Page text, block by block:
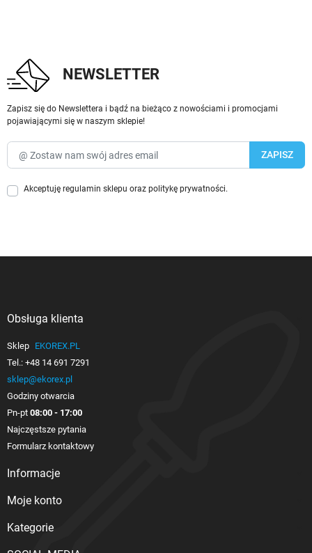
NEWSLETTER
Zapisz się do Newslettera i bądź na bieżąco z nowościami i promocjami
pojawiającymi się w naszym sklepie!
Akceptuję regulamin sklepu oraz politykę prywatności.
Obsługa klienta
Sklep EKOREX.PL
Tel.: +48 14 691 7291
sklep@ekorex.pl
Godziny otwarcia
Pn-pt 08:00 - 17:00
Najczęstsze pytania
Formularz kontaktowy
Informacje
Moje konto
Kategorie